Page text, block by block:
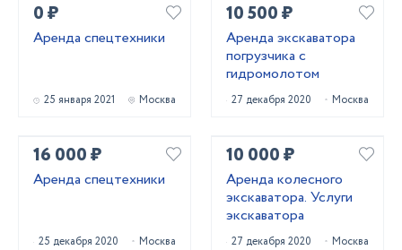
0 ₽
Аренда спецтехники
25 января 2021 Москва
10 500 ₽
Аренда экскаватора
погрузчика с
гидромолотом
27 декабря 2020 Москва
16 000 ₽
Аренда спецтехники
25 декабря 2020 Москва
10 000 ₽
Аренда колесного
экскаватора. Услуги
экскаватора
27 декабря 2020 Москва